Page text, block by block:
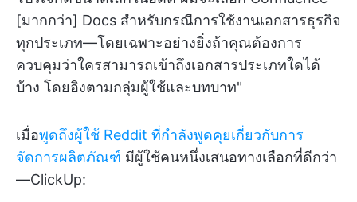
[มากกว่า] Docs สำหรับกรณีการใช้งานเอกสารธุรกิจ
ทุกประเภท—โดยเฉพาะอย่างยิ่งถ้าคุณต้องการ
ควบคุมว่าใครสามารถเข้าถึงเอกสารประเภทใดได้
บ้าง โดยอิงตามกลุ่มผู้ใช้และบทบาท"
เมื่อพูดถึงผู้ใช้ Reddit ที่กำลังพูดคุยเกี่ยวกับการ
จัดการผลิตภัณฑ์ มีผู้ใช้คนหนึ่งเสนอทางเลือกที่ดีกว่า
—ClickUp: